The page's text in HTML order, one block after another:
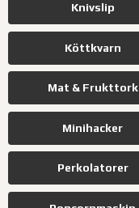
Knivslip
Köttkvarn
Mat & Frukttork
Minihacker
Perkolatorer